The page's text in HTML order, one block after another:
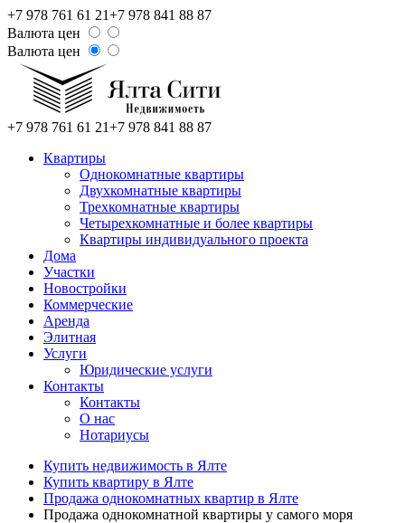
+7 978 761 61 21+7 978 841 88 87
Валюта цен
Валюта цен
+7 978 761 61 21+7 978 841 88 87
Квартиры
Однокомнатные квартиры
Двухкомнатные квартиры
Трехкомнатные квартиры
Четырехкомнатные и более квартиры
Квартиры индивидуального проекта
Дома
Участки
Новостройки
Коммерческие
Аренда
Элитная
Услуги
Юридические услуги
Контакты
Контакты
О нас
Нотариусы
Купить недвижимость в Ялте
Купить квартиру в Ялте
Продажа однокомнатных квартир в Ялте
Продажа однокомнатной квартиры у самого моря